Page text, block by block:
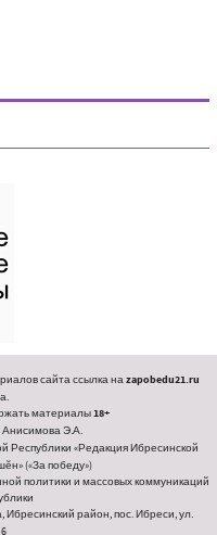
сайта ссылка наzapobedu21.ru
материалы18+
Анисимова Э.А.
Республики «Редакция Ибресинской
(«За победу»)
политики и массовых коммуникаций
Ибресинский район, пос. Ибреси, ул.